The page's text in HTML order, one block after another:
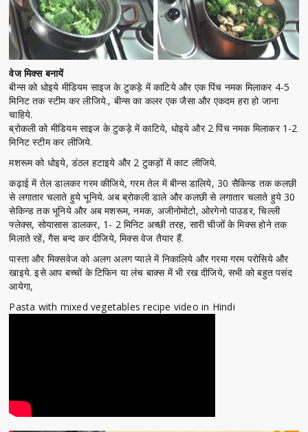
वेज मिक्स बनायें
बीन्स को धोइये मीडियम साइज के टुकड़े में काटिये और एक पिंच नमक मिलाकर 4-5
मिनिट तक स्टीम कर लीजिये., बीन्स का कलर एक जैसा और एकदम हरा हो जाना
चाहिये.
ब्रोकली को मीडियम साइज के टुकड़े में काटिये, धोइये और 2 पिंच नमक मिलाकर 1-2
मिनिट स्टीम कर लीजिये.
मशरूम को धोइये, डंठल हटाइये और 2 टुकड़ों में काट लीजिये.
कढ़ाई में तेल डालकर गरम कीजिये, गरम तेल में बीन्स डालिये, 30 सैकिन्ड तक कलछी
से लगातार चलाते हुये भूनिये. अब ब्रोकली डाले और कलछी से लगातार चलाते हुये 30
सेकिन्ड तक भूनिये और अब मशरूम, नमक, अजीनोमोटो, ओरगेनो पाउडर, चिल्ली
फ्लेक्स, सोयासास डालकर, 1- 2 मिनिट अच्छी तरह, सारी चीजों के मिक्स होने तक
मिलाते रहें, गैस बन्द कर दीजिये, मिक्स वेज तैयार हैं.
पास्ता और मिक्सवेज को अलग अलग प्याले में निकालिये और गरमा गरम परोसिये और
खाइये. इसे आप बच्चों के टिफिन या लंच बाक्स में भी रख दीजिये, सभी को बहुत पसंद
आयेगा,
Pasta with mixed vegetables recipe video in Hindi